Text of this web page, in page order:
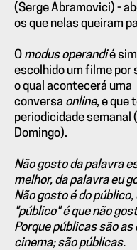
(Serge Abramovici) -
os que nelas queiram
O modus operandié
escolhido um filme por
o qual acontecerá uma
conversa online, e que
periodicidade semanal
Domingo).
Não gosto da palavra
melhor, da palavra eu
Não gosto é do público,
"público" é que não
Porque públicas são as
cinema; são públicas.